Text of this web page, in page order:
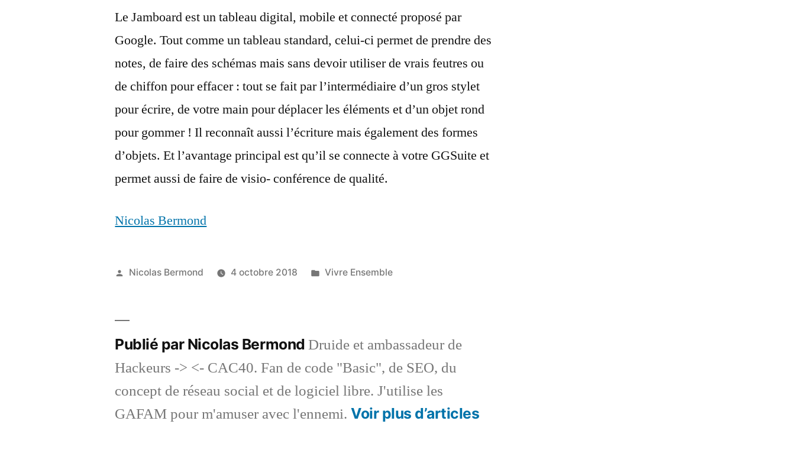
Le Jamboard est un tableau digital, mobile et connecté proposé par
Google. Tout comme un tableau standard, celui-ci permet de prendre des
notes, de faire des schémas mais sans devoir utiliser de vrais feutres ou
de chiffon pour effacer : tout se fait par l’intermédiaire d’un gros stylet
pour écrire, de votre main pour déplacer les éléments et d’un objet rond
pour gommer ! Il reconnaît aussi l’écriture mais également des formes
d’objets. Et l’avantage principal est qu’il se connecte à votre GGSuite et
permet aussi de faire de visio- conférence de qualité.
Nicolas Bermond
Publié
Nicolas Bermond 4 octobre 2018
Publié
Vivre Ensemble
Publié par Nicolas BermondDruide et ambassadeur de
Hackeurs -> <- CAC40. Fan de code "Basic", de SEO, du
concept de réseau social et de logiciel libre. J'utilise les
GAFAM pour m'amuser avec l'ennemi.Voir plus d’articles